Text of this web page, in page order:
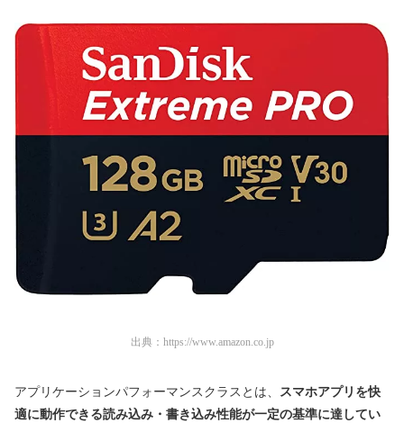
出典： https://www.amazon.co.jp
アプリケーションパフォーマンスクラスとは、
スマホアプリを快
適に動作できる読み込み・書き込み性能が一定の基準に達してい